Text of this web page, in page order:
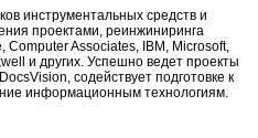
инструментальных средств и
проектами, реинжиниринга
Associates, IBM, Microsoft,
и других. Успешно ведет проекты
содействует подготовке к
информационным технологиям.